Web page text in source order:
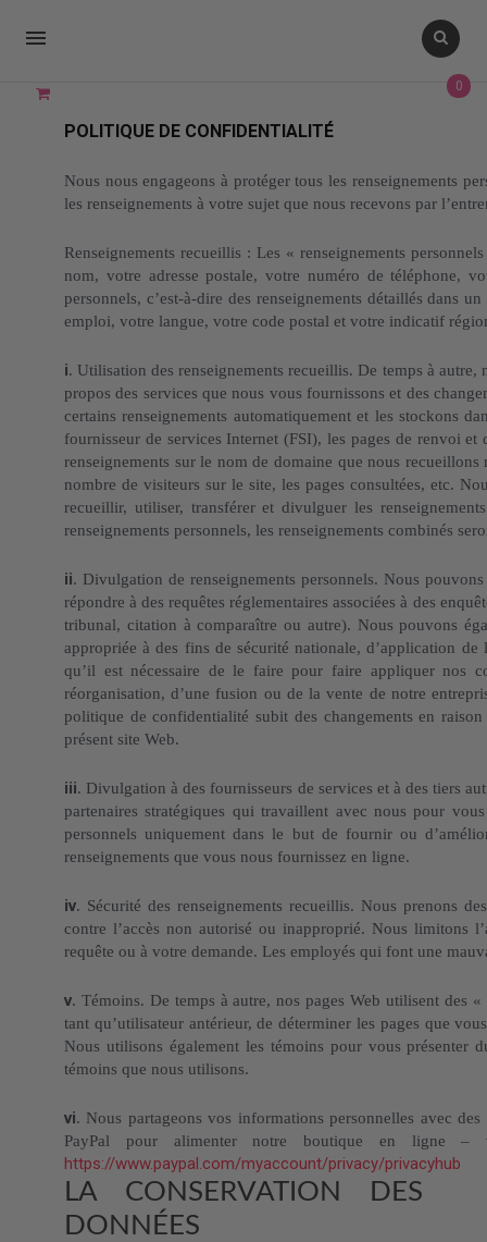

0
POLITIQUE DE CONFIDENTIALITÉ
Nous nous engageons à protéger tous les renseignements
les renseignements à votre sujet que nous recevons par
Renseignements recueillis : Les « renseignements
nom, votre adresse postale, votre numéro de téléphone,
personnels, c’est-à-dire des renseignements détaillés dans
emploi, votre langue, votre code postal et votre indicatif
i. Utilisation des renseignements recueillis. De temps à
propos des services que nous vous fournissons et des
certains renseignements automatiquement et les stockons
fournisseur de services Internet (FSI), les pages de renvoi
renseignements sur le nom de domaine que nous
nombre de visiteurs sur le site, les pages consultées, etc.
recueillir, utiliser, transférer et divulguer les
renseignements personnels, les renseignements combinés
ii. Divulgation de renseignements personnels. Nous
répondre à des requêtes réglementaires associées à des
tribunal, citation à comparaître ou autre). Nous pouvons
appropriée à des fins de sécurité nationale, d’application
qu’il est nécessaire de le faire pour faire appliquer nos
réorganisation, d’une fusion ou de la vente de notre
politique de confidentialité subit des changements en
présent site Web.
iii. Divulgation à des fournisseurs de services et à des tiers
partenaires stratégiques qui travaillent avec nous pour
personnels uniquement dans le but de fournir ou
renseignements que vous nous fournissez en ligne.
iv. Sécurité des renseignements recueillis. Nous prenons
contre l’accès non autorisé ou inapproprié. Nous limitons
requête ou à votre demande. Les employés qui font une
v. Témoins. De temps à autre, nos pages Web utilisent des
tant qu’utilisateur antérieur, de déterminer les pages que
Nous utilisons également les témoins pour vous présenter
témoins que nous utilisons.
vi. Nous partageons vos informations personnelles avec
PayPal pour alimenter notre boutique en ligne
https://www.paypal.com/myaccount/privacy/privacyhub
LA CONSERVATION DES
DONNÉES